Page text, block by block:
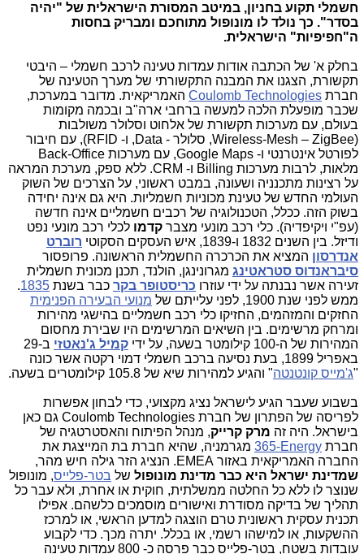
חשמלי תקוע בחניון, במיטב המסורת הישראלית של "יהיה
בסדר". כך נולד לו מונופול מתוחכם ומבריק בחסות
ה"חפיפיות" הישראלית.
בחלק א' של הכתבה אודות עמדות טעינה לרכב חשמלי – היבטי
תקשורת, הצגנו את המבנה התקשורתי של מערך הטעינה של
חברת Coulomb Technologies האמריקאית. מדובר במערכת,
שכבר מופעלת הלכה למעשה ברחבי ארה"ב ובכמה מקומות
בעולם, עם מערכות תקשורת של אלחוט וסלולר משולבות
(
Wireless-Mesh – ZigBee, סלולר - Data, ו- RFID), עם חיבור
לפורטל אינטרנטי ו- Google Maps, עם מערכות Back-Office
מלאות, לרבות מערכות Billing ו- CRM. ללא ספק, מערכת המראה
על רצינות מתכנניה ושעונה, במבט ראשוני, על הצרכים של השוק
העולמי החדש של טעינת מכוניות חשמליות. היא גם אינה יחידה
בשוק הזה. ככלל, הטכנולוגיה של רכבים חשמליים אינה חדשה
(עפ"י ויקיפדיה). כלי רכב מונעי מצבר קדמו לכלי רכב מונעי נפט
ודיזל. בין השנים 1832 ו-1839, איש העסקים הסקוטי
רוברט
אנדרסון המציא את הכרכרה החשמלית הראשונה. פרופסור
סיבראנדוס סטראטינג מגרונינגן, הולנד, תכנן מכונית חשמלית
זעירה אשר נבנתה על ידי עוזרו כריסטופר בקר כבר בשנת 1835
.
ממש לפני שנת 1900, לפני עלייתם של
מנועי הבעירה הפנימית
החזקים והמזהמים, החזיקו כלי רכב חשמליים בהישגי מהירות
ומרחק מרשימים. בין השיאים המרשימים היו שבירת מחסום
המהירות של ה-100 קילומטר בשעה, על ידי
קמיל ג'נאטזי
ב-29
באפריל 1899, בעת נסיעה ברכב חשמלי דמוי רקטה אשר כונה
"ג'מייס קונטנטה" והגיע למהירות שיא של 105.8 קילומטרים בשעה.
בשבוע שעבר הגיע לישראל נציג מקצועי, כדי לבחון אפשרות
לפריסה של הפתרון של חברת Coulomb Technologies גם כאן
בישראל. היה זה מרק קרייק, מנהל הפיתוח והאסטרטגיה של
חברת 365-Energy מגרמניה, שהיא חברת בת המייצגת את
החברה האמריקאית באזור EMEA. הנציג הזר גילה חיש מהר,
שמדינת ישראל היא כבר מדינת מונופול של בטר-פלייס, מונופול
שנוצר לו ללא כל החלטה ממשלתית, חוקית או אחרת, ולא עבר כל
תהליך של בדיקה מסודרת ואישורים מוסמכים כלשהם. אפילו
תכנית עסקית ראשונית טרם הוצגה למדען הראשי, או למרכז
ההשקעות, או למישהו רשמי, או בכלל. יתרה מכך. כדי לקבוע
עובדות בשטח, בטר-פלייס כבר פרסה כ- 800 עמדות טעינה